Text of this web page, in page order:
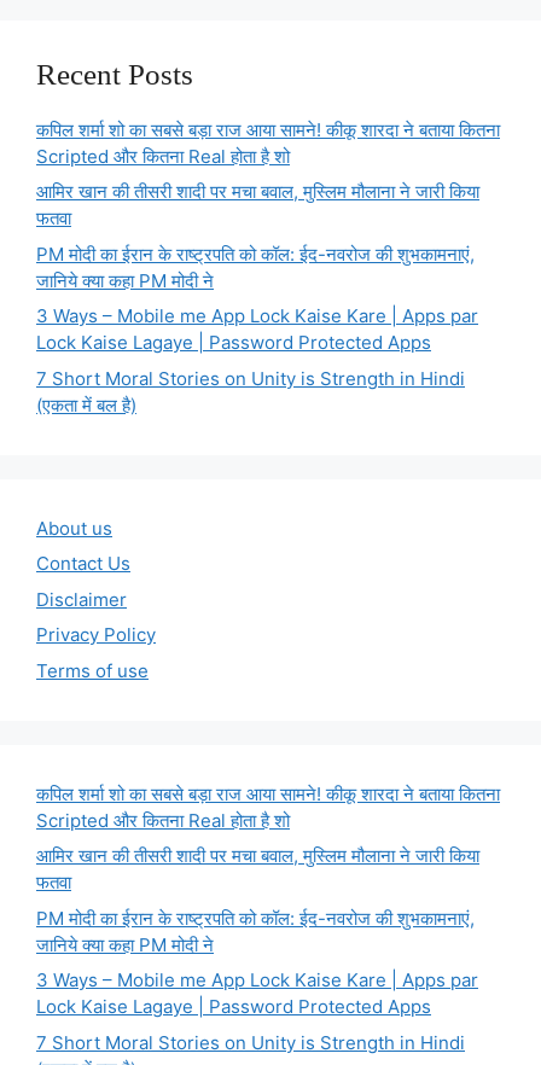
Recent Posts
कपिल शर्मा शो का सबसे बड़ा राज आया सामने! कीकू शारदा ने बताया कितना
Scripted और कितना Real होता है शो
आमिर खान की तीसरी शादी पर मचा बवाल, मुस्लिम मौलाना ने जारी किया
फतवा
PM मोदी का ईरान के राष्ट्रपति को कॉल: ईद-नवरोज की शुभकामनाएं,
जानिये क्या कहा PM मोदी ने
3 Ways – Mobile me App Lock Kaise Kare | Apps par
Lock Kaise Lagaye | Password Protected Apps
7 Short Moral Stories on Unity is Strength in Hindi
(एकता में बल है)
About us
Contact Us
Disclaimer
Privacy Policy
Terms of use
कपिल शर्मा शो का सबसे बड़ा राज आया सामने! कीकू शारदा ने बताया कितना
Scripted और कितना Real होता है शो
आमिर खान की तीसरी शादी पर मचा बवाल, मुस्लिम मौलाना ने जारी किया
फतवा
PM मोदी का ईरान के राष्ट्रपति को कॉल: ईद-नवरोज की शुभकामनाएं,
जानिये क्या कहा PM मोदी ने
3 Ways – Mobile me App Lock Kaise Kare | Apps par
Lock Kaise Lagaye | Password Protected Apps
7 Short Moral Stories on Unity is Strength in Hindi